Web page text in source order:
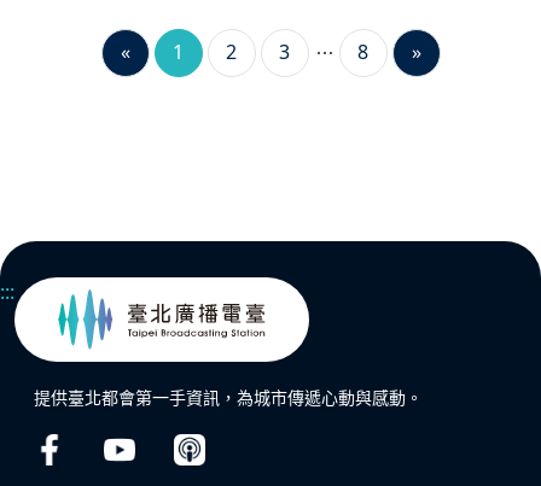
« 1 2 3 8 »
:::
提供臺北都會第一手資訊，為城市傳遞心動與感動。